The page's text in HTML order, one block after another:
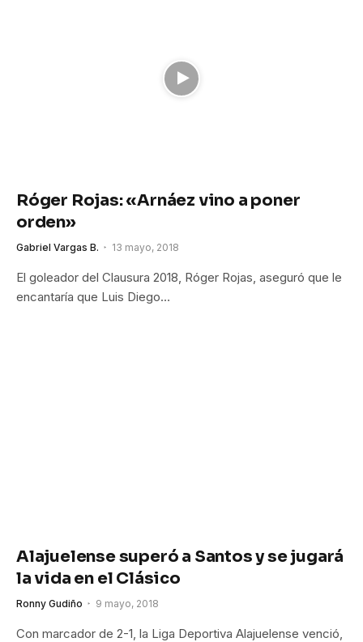
Róger Rojas: «Arnáez vino a poner
orden»
Gabriel Vargas B. 13 mayo, 2018
El goleador del Clausura 2018, Róger Rojas, aseguró que le
encantaría que Luis Diego…
Alajuelense superó a Santos y se jugará
la vida en el Clásico
Ronny Gudiño 9 mayo, 2018
Con marcador de 2-1, la Liga Deportiva Alajuelense venció,